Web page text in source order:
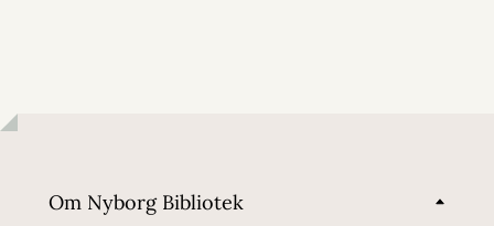
Om Nyborg Bibliotek